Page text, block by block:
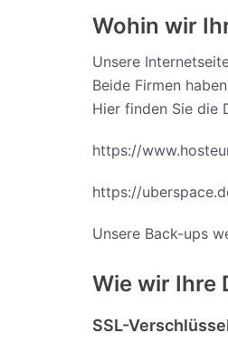
Wohin wir
Unsere
Beide Firmen
Hier finden Sie die
https://
https://
Unsere Back-ups
Wie wir Ihre
SSL-